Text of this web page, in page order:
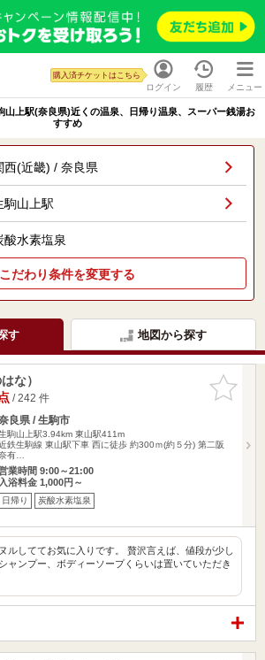
ログイン
購入済チケットはこちら
履歴 メニュー
山上駅(奈良県)近くの温泉、日帰り温泉、スーパー銭湯お
すすめ
西(近畿) / 奈良県
駒山上駅
酸水素塩泉
こだわり条件を変更する
す 地図から探す
お気に入
りに追加
な）
/ 242 件
良県 / 生駒市
駒山上駅3.94km 東山駅411m
鉄生駒線 東山駅下車 西に徒歩 約300ｍ(約５分) 第二阪
有…
業時間 9:00～21:00
入浴料金 1,000円～
日帰り 炭酸水素塩泉
ルしててお気に入りです。 贅沢言えば、値段が少し
ャンプー、ボディーソープくらいは置いていただき